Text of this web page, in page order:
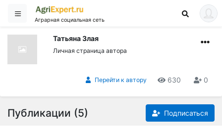
Аграрная социальная сеть
Татьяна Злая
Личная страница автора
Перейти к автору 630 0
Публикации (5) Подписаться